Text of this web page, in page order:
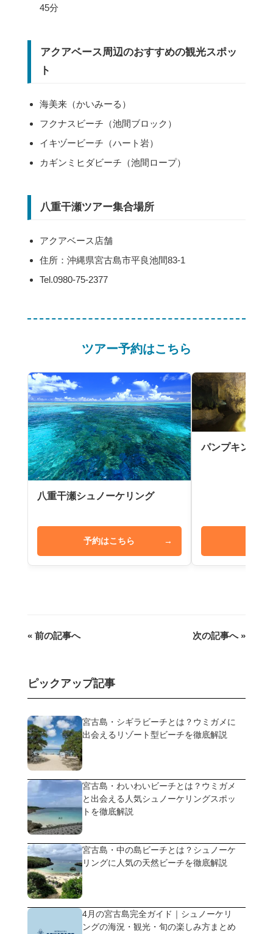
45分
アクアベース周辺のおすすめの観光スポッ
ト
海美来（かいみーる）
フクナスビーチ（池間ブロック）
イキヅービーチ（ハート岩）
カギンミヒダビーチ（池間ロープ）
八重干瀬ツアー集合場所
アクアベース店舗
住所：沖縄県宮古島市平良池間83-1
Tel.0980-75-2377
ツアー予約はこちら
八重干瀬シュノーケリング
予約はこちら →
パンプキン鍾乳
« 前の記事へ 次の記事へ »
ピックアップ記事
宮古島・シギラビーチとは？ウミガメに
出会えるリゾート型ビーチを徹底解説
宮古島・わいわいビーチとは？ウミガメ
と出会える人気シュノーケリングスポッ
トを徹底解説
宮古島・中の島ビーチとは？シュノーケ
リングに人気の天然ビーチを徹底解説
4月の宮古島完全ガイド｜シュノーケリ
ングの海況・観光・旬の楽しみ方まとめ